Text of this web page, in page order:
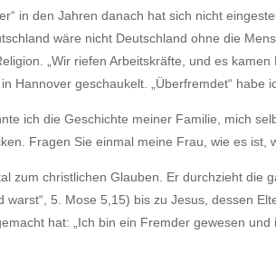
in den Jahren danach hat sich nicht
wäre nicht Deutschland ohne die
„Wir riefen Arbeitskräfte, und es
Hannover geschaukelt. „Überfremdet“ habe
ich die Geschichte meiner Familie, mich
Fragen Sie einmal meine Frau, wie es ist,
zum christlichen Glauben. Er durchzieht
5. Mose 5,15) bis zu Jesus, dessen
hat: „Ich bin ein Fremder gewesen